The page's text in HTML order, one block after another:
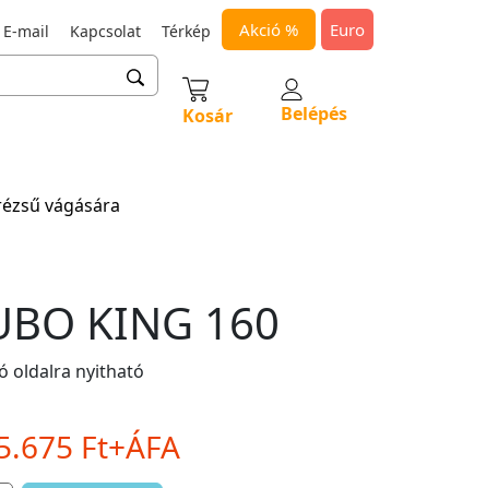
E-mail Kapcsolat Térkép Akció % Euro
Kosár Belépés
vágására
KING 160
oldalra nyitható
Ft+ÁFA